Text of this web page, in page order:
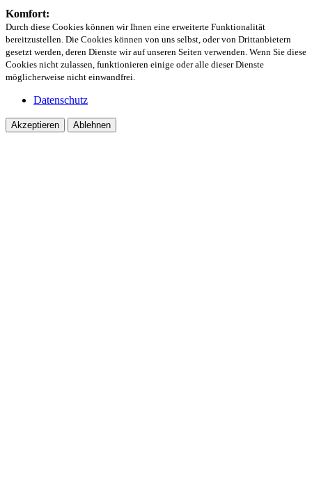
Komfort:
Durch diese Cookies können wir Ihnen eine erweiterte Funktionalität
bereitzustellen. Die Cookies können von uns selbst, oder von Drittanbietern
gesetzt werden, deren Dienste wir auf unseren Seiten verwenden. Wenn Sie diese
Cookies nicht zulassen, funktionieren einige oder alle dieser Dienste
möglicherweise nicht einwandfrei.
Datenschutz
Akzeptieren Ablehnen